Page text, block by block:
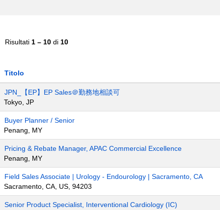
Risultati 1 – 10 di 10
Titolo
JPN_【EP】EP Sales＠勤務地相談可
Tokyo, JP
Buyer Planner / Senior
Penang, MY
Pricing & Rebate Manager, APAC Commercial Excellence
Penang, MY
Field Sales Associate | Urology - Endourology | Sacramento, CA
Sacramento, CA, US, 94203
Senior Product Specialist, Interventional Cardiology (IC)